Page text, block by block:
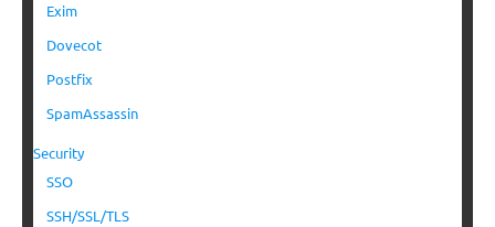
Exim
Dovecot
Postfix
SpamAssassin
Security
SSO
SSH/SSL/TLS